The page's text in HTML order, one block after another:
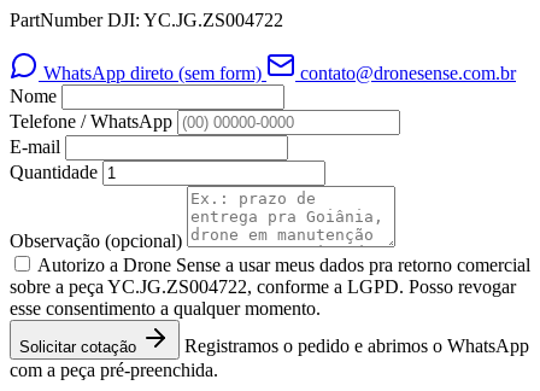
PartNumber DJI: YC.JG.ZS004722
WhatsApp direto (sem form)
contato@dronesense.com.br
Nome
Telefone / WhatsApp
E-mail
Quantidade
Observação (opcional)
Autorizo a Drone Sense a usar meus dados pra retorno comercial
sobre a peça YC.JG.ZS004722, conforme a LGPD. Posso revogar
esse consentimento a qualquer momento.
Solicitar cotação
Registramos o pedido e abrimos o WhatsApp
com a peça pré-preenchida.